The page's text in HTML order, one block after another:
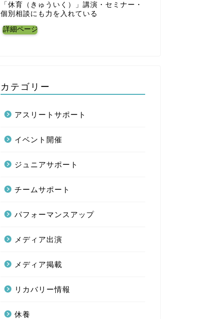
「休育（きゅういく）」講演・セミナー・
個別相談にも力を入れている
詳細ページ
カテゴリー
アスリートサポート
イベント開催
ジュニアサポート
チームサポート
パフォーマンスアップ
メディア出演
メディア掲載
リカバリー情報
休養